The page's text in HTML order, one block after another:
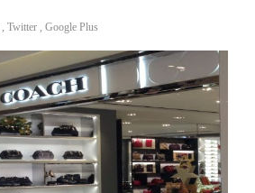
, Twitter , Google Plus